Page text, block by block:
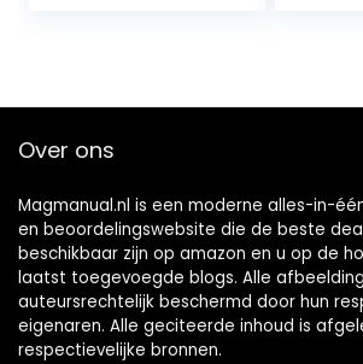
Over ons
Magmanual.nl is een moderne alles-in-
en beoordelingswebsite die de beste
beschikbaar zijn op amazon en u op de
laatst toegevoegde blogs. Alle
auteursrechtelijk beschermd door hun
eigenaren. Alle geciteerde inhoud is
respectievelijke bronnen.